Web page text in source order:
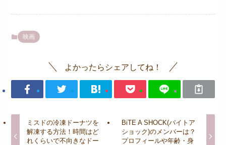
映画
よかったらシェアしてね！
ミスドの冷凍ドーナツを
解凍する方法！時間はど
れくらいで不向きなドー
BiTE A SHOCK(バイトア
ショック)のメンバーは？
プロフィールや年齢・身